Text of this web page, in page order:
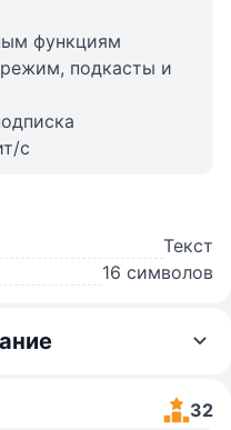
функциям
подкасты и
с
Текст
16 символов
32